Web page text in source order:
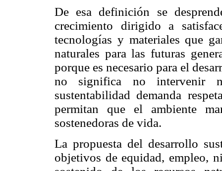
De esa definición se
crecimiento dirigido a
tecnologías y materiales que
naturales para las futuras
porque es necesario para el
no significa no intervenir
sustentabilidad demanda
permitan que el ambiente
sostenedoras de vida.
La propuesta del desarrollo
objetivos de equidad, empleo,